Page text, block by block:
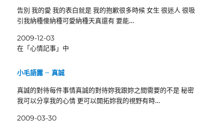
告別 我的愛 我的表白就是 我的抱歉很多時候 女生 很迷人 很吸
引我納種傻納種可愛納種天真還有 要能…
2009-12-03
在「心情記事」中
小毛語露 – 真誠
真誠的對待每件事情真誠的對待妳我跟妳之間需要的不是 秘密
我可以分享我的心情 更可以開拓妳我的視野有時…
2009-03-30